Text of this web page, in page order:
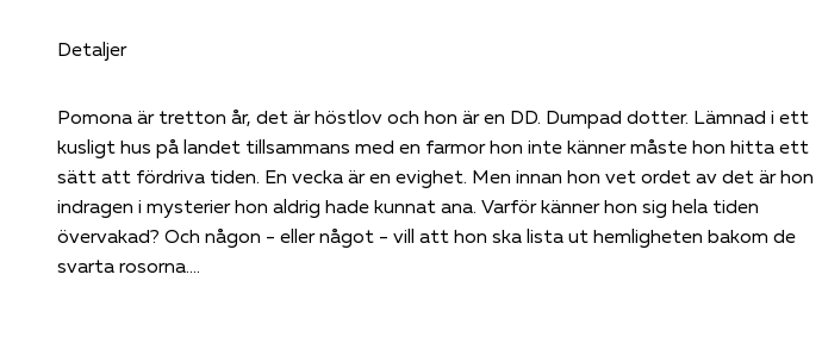
Detaljer
Pomona är tretton år, det är höstlov och hon är en DD. Dumpad dotter. Lämnad i ett
kusligt hus på landet tillsammans med en farmor hon inte känner måste hon hitta ett
sätt att fördriva tiden. En vecka är en evighet. Men innan hon vet ordet av det är hon
indragen i mysterier hon aldrig hade kunnat ana. Varför känner hon sig hela tiden
övervakad? Och någon - eller något - vill att hon ska lista ut hemligheten bakom de
svarta rosorna.